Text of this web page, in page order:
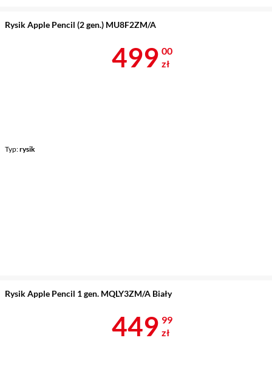
Rysik Apple Pencil (2 gen.) MU8F2ZM/A
Typ rysik
Cena 499 zł
499 00
zł
Rysik Apple Pencil 1 gen. MQLY3ZM/A Biały
Cena 449,99
449 99
zł